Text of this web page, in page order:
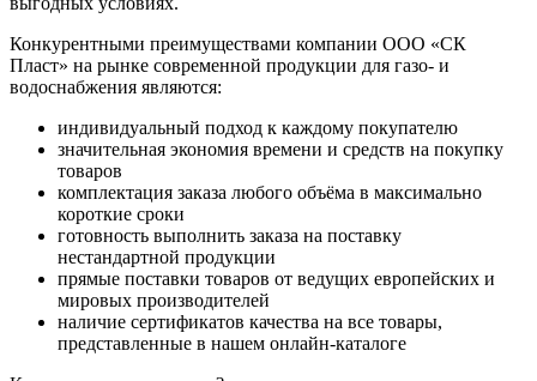
Конкурентными преимуществами компании ООО «СК
Пласт» на рынке современной продукции для газо- и
водоснабжения являются:
индивидуальный подход к каждому покупателю
значительная экономия времени и средств на покупку
товаров
комплектация заказа любого объёма в максимально
короткие сроки
готовность выполнить заказа на поставку
нестандартной продукции
прямые поставки товаров от ведущих европейских и
мировых производителей
наличие сертификатов качества на все товары,
представленные в нашем онлайн-каталоге